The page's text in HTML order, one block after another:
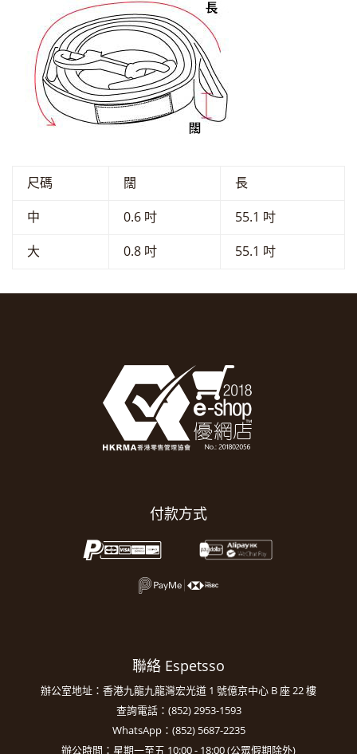
尺碼 闊
長
中
0.6 吋
55.1 吋
大
0.8 吋 55.1 吋
付款方式
聯絡 Espetsso
辦公室地址：香港九龍九龍灣宏光道 1 號億京中心 B 座 22 樓
查詢電話：(852) 2953-1593
WhatsApp：(852) 5687-2235
辦公時間：星期一至五 10:00 - 18:00 (公眾假期除外)